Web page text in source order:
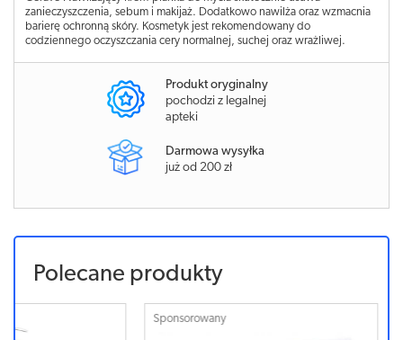
zanieczyszczenia, sebum i makijaż. Dodatkowo nawilża oraz wzmacnia
barierę ochronną skóry. Kosmetyk jest rekomendowany do
codziennego oczyszczania cery normalnej, suchej oraz wrażliwej.
Produkt oryginalny
pochodzi z legalnej
apteki
Darmowa wysyłka
już od 200 zł
Polecane produkty
Sponsorowany